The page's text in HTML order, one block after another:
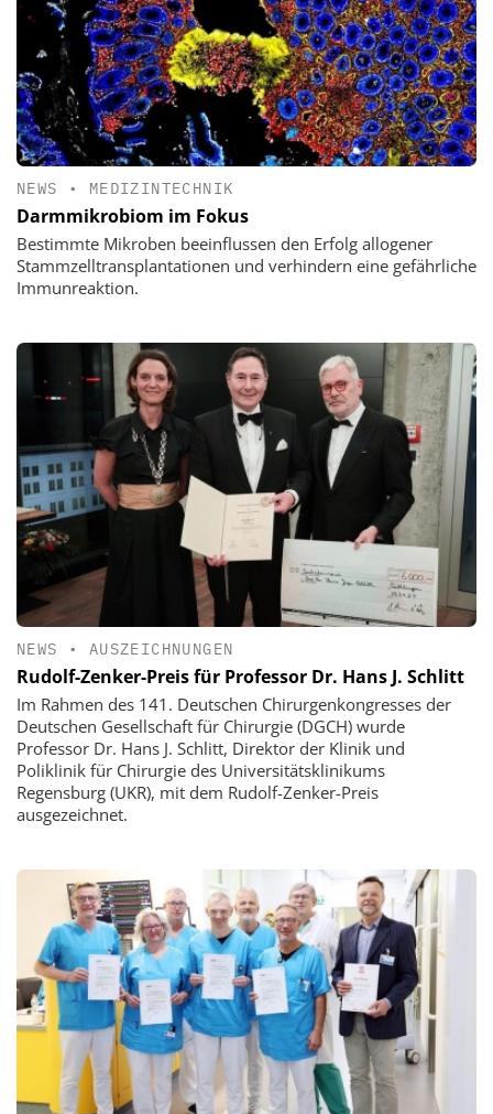
NEWS • MEDIZINTECHNIK
Darmmikrobiom im Fokus
Bestimmte Mikroben beeinflussen den Erfolg allogener
Stammzelltransplantationen und verhindern eine gefährliche
Immunreaktion.
NEWS • AUSZEICHNUNGEN
Rudolf-Zenker-Preis für Professor Dr. Hans J. Schlitt
Im Rahmen des 141. Deutschen Chirurgenkongresses der
Deutschen Gesellschaft für Chirurgie (DGCH) wurde
Professor Dr. Hans J. Schlitt, Direktor der Klinik und
Poliklinik für Chirurgie des Universitätsklinikums
Regensburg (UKR), mit dem Rudolf-Zenker-Preis
ausgezeichnet.